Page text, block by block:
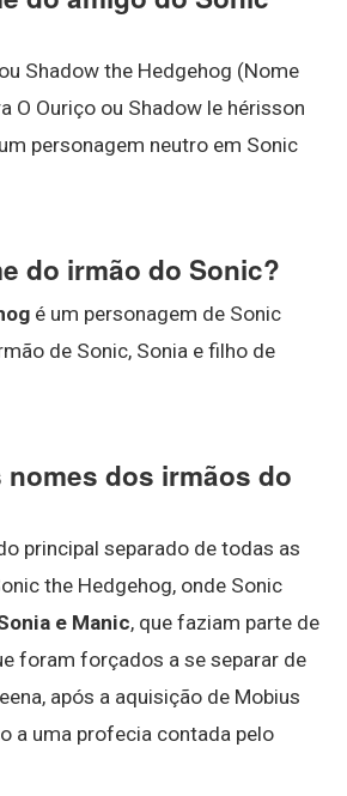
ou Shadow the Hedgehog (Nome
O Ouriço ou Shadow le hérisson
personagem neutro em Sonic
do irmão do Sonic?
é um personagem de Sonic
de Sonic, Sonia e filho de
nomes dos irmãos do
principal separado de todas as
the Hedgehog, onde Sonic
e Manic, que faziam parte de
foram forçados a se separar de
após a aquisição de Mobius
a uma profecia contada pelo